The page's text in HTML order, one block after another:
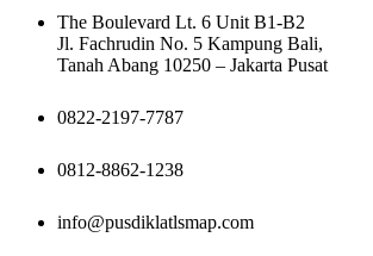
The Boulevard Lt. 6 Unit B1-B2
Jl. Fachrudin No. 5 Kampung Bali,
Tanah Abang 10250 – Jakarta Pusat
0822-2197-7787
0812-8862-1238
info@pusdiklatlsmap.com